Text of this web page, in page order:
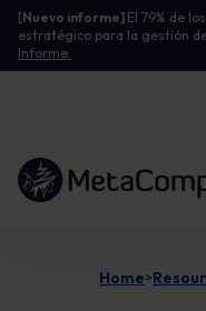
[Nuevo informe] El 79% de
estratégico para la gestión
Informe.
Enlace a la página de inicio
Home>